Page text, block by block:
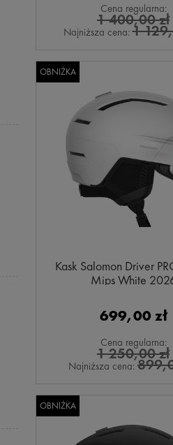
Cena regularna:
1 400,00 zł
Najniższa cena:1
Kask Salomon Driver
Mips White
699,00 zł
Cena regularna:
1 250,00 zł
Najniższa cena:
OBNIŻKA
OBNIŻKA